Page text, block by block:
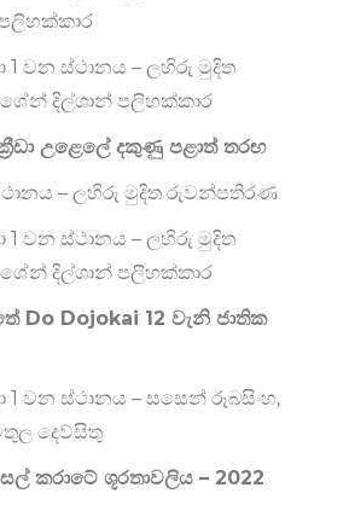
1 වන ස්ථානය – ලහිරු මුදිත
දිල්ශාන් පලිහක්කාර
උළෙලේ දකුණු පළාත් තරඟ
– ලහිරු මුදිත රුවන්පතිරණ
1 වන ස්ථානය – ලහිරු මුදිත
දිල්ශාන් පලිහක්කාර
Do Dojokai 12 වැනි ජාතික
1 වන ස්ථානය – සසෙන් රූබසිංහ,
දෙව්සිතු
කරාටේ ශූරතාවලිය – 2022